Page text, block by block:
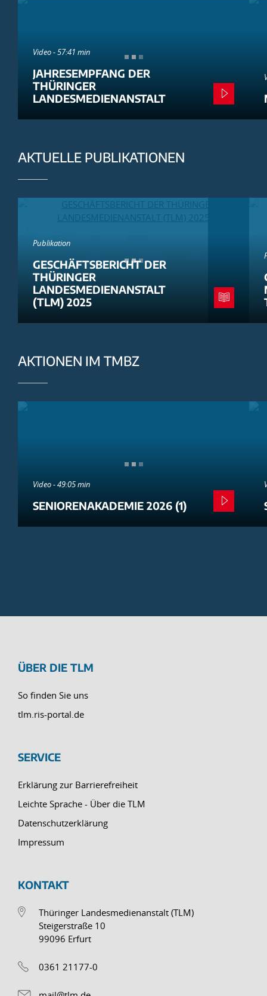
Video - 57:41 min
JAHRESEMPFANG DER
THÜRINGER
LANDESMEDIENANSTALT
AKTUELLE PUBLIKATIONEN
Publikation
GESCHÄFTSBERICHT DER
THÜRINGER
LANDESMEDIENANSTALT
(TLM) 2025
AKTIONEN IM TMBZ
Video - 49:05 min
SENIORENAKADEMIE 2026 (1)
ÜBER DIE TLM
So finden Sie uns
tlm.ris-portal.de
SERVICE
Erklärung zur Barrierefreiheit
Leichte Sprache - Über die TLM
Datenschutzerklärung
Impressum
KONTAKT
Thüringer Landesmedienanstalt (TLM)
Steigerstraße 10
99096 Erfurt
0361 21177-0